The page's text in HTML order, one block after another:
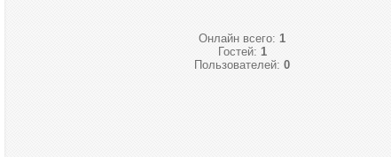
Онлайн всего: 1
Гостей: 1
Пользователей: 0